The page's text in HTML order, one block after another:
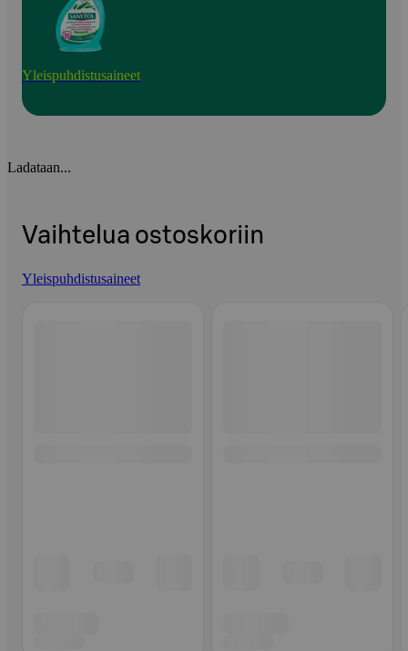
Yleispuhdistusaineet
Ladataan...
Vaihtelua ostoskoriin
Yleispuhdistusaineet